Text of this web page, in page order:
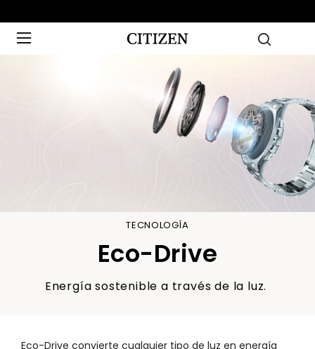
TECNOLOGÍA
Eco-Drive
Energía sostenible a través de la luz.
Eco-Drive convierte cualquier tipo de luz en energía